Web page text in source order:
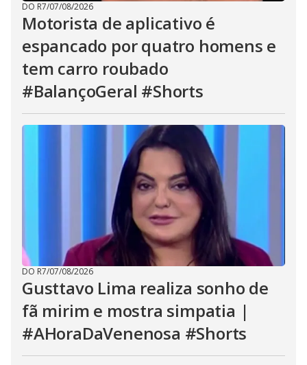
DO R7/07/08/2026
Motorista de aplicativo é
espancado por quatro homens e
tem carro roubado
#BalançoGeral #Shorts
DO R7/07/08/2026
Gusttavo Lima realiza sonho de
fã mirim e mostra simpatia |
#AHoraDaVenenosa #Shorts